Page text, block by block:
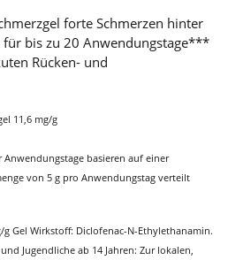
forte Schmerzen hinter
für bis zu 20 Anwendungstage***
Rücken- und
11,6 mg/g
basieren auf einer
von 5 g pro Anwendungstag verteilt
Gel Wirkstoff: Diclofenac-N-Ethylethanamin.
Jugendliche ab 14 Jahren: Zur lokalen,